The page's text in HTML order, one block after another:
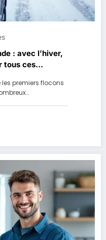
: avec l’hiver,
tous ces
premiers flocons